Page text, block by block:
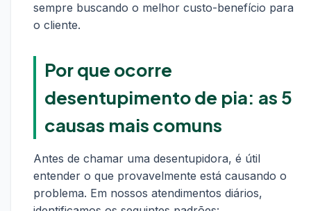
sempre buscando o melhor custo-benefício para
o cliente.
Por que ocorre
desentupimento de pia: as 5
causas mais comuns
Antes de chamar uma desentupidora, é útil
entender o que provavelmente está causando o
problema. Em nossos atendimentos diários,